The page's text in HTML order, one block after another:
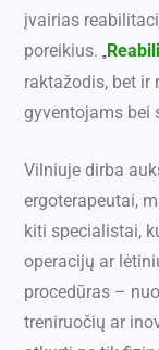
įvairias
poreikius.
raktažodis, bet ir
gyventojams bei
Vilniuje dirba
ergoterapeutai,
kiti specialistai,
operacijų ar
procedūras –
treniruočių ar